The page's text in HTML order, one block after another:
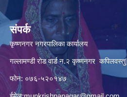
संपर्क
कृष्णनगर नगरपालिका कार्यालय
गल्लामण्डी रोड वार्ड न.२ कृष्णनगर कपिलवस्तु|
फोन: ०७६-५२०१४७